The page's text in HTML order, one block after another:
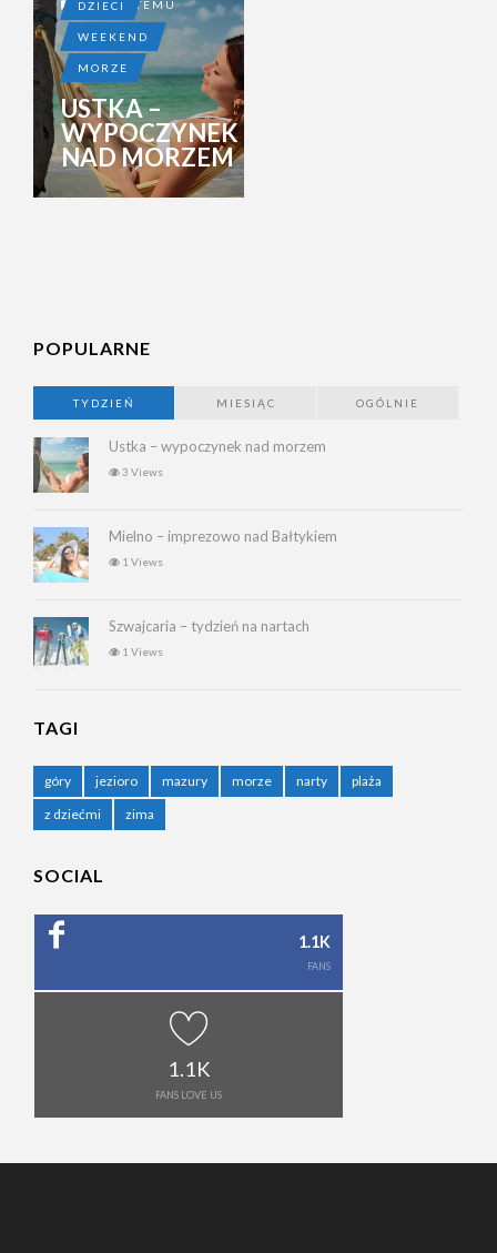
12 LAT TEMU
DZIECI
WEEKEND
MORZE
USTKA –
WYPOCZYNEK
NAD MORZEM
POPULARNE
TYDZIEŃ MIESIĄC OGÓLNIE
Ustka – wypoczynek nad morzem
3 Views
Mielno – imprezowo nad Bałtykiem
1 Views
Szwajcaria – tydzień na nartach
1 Views
TAGI
góry jezioro mazury morze narty
plaża
z dziećmi
zima
SOCIAL
1.1K
FANS
1.1K
FANS LOVE US